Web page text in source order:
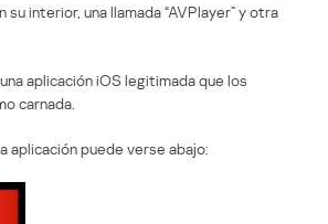
interior, una llamada “AVPlayer” y otra
aplicación iOS legitimada que los
carnada.
aplicación puede verse abajo: